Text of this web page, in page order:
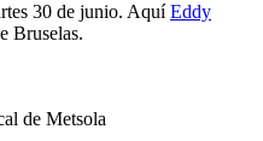
30 de junio. AquíEddy
Bruselas.
de Metsola